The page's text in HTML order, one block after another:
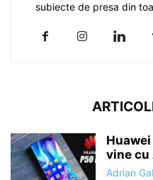
subiecte de presa din
Huawei
vine cu
Adrian